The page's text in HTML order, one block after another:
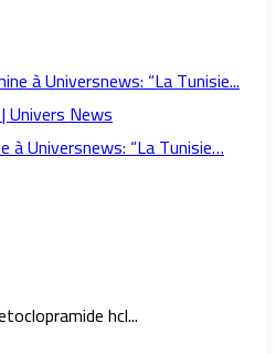
à Universnews: “La Tunisie…
hcl...